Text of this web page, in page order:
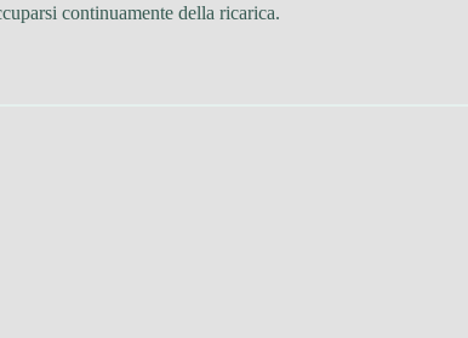
continuamente della ricarica.